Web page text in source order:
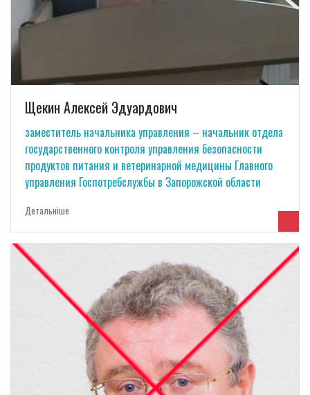
Щекин Алексей Эдуардович
заместитель начальника управления – начальник отдела
государственного контроля управления безопасности
продуктов питания и ветеринарной медицины Главного
управления Госпотребслужбы в Запорожской области
Детальнiше